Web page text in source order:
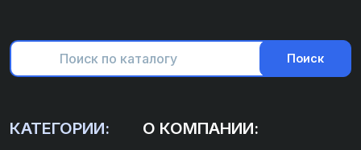
Поиск
КАТЕГОРИИ: О КОМПАНИИ: